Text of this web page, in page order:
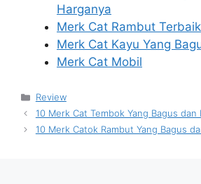
Harganya
Merk Cat Rambut Terbaik
Merk Cat Kayu Yang
Merk Cat Mobil
Kategori
Review
10 Merk Cat Tembok Yang Bagus dan
10 Merk Catok Rambut Yang Bagus